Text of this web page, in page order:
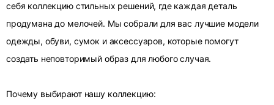
себя коллекцию стильных решений, где каждая деталь
продумана до мелочей. Мы собрали для вас лучшие модели
одежды, обуви, сумок и аксессуаров, которые помогут
создать неповторимый образ для любого случая.
Почему выбирают нашу коллекцию: